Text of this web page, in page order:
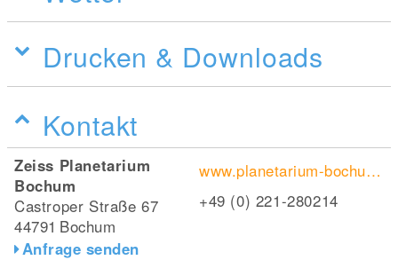
Drucken & Downloads
Kontakt
Zeiss Planetarium
Bochum
Castroper Straße 67
44791 Bochum
Anfrage senden
www.planetarium-bochum.de/
+49 (0) 221-280214